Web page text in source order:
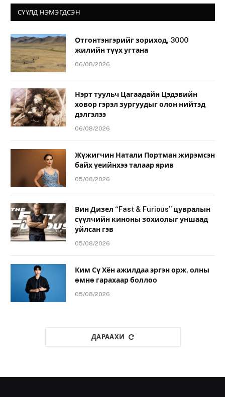
СҮҮЛД НЭМЭГДСЭН
Отгонтэнгэрийг зориход, 3000
жилийн түүх угтана
06/08/2026
Нэрт туульч Цагаадайн Цэдэвийн
ховор гэрэл зургуудыг олон нийтэд
дэлгэлээ
06/08/2026
Жүжигчин Натали Портман жирэмсэн
байх үеийнхээ талаар ярив
05/08/2026
Вин Дизел “Fast & Furious” цувралын
сүүлчийн киноны зохиолыг уншаад
уйлсан гэв
05/08/2026
Ким Сү Хён ажилдаа эргэн орж, олны
өмнө гарахаар боллоо
05/08/2026
ДАРААХИ